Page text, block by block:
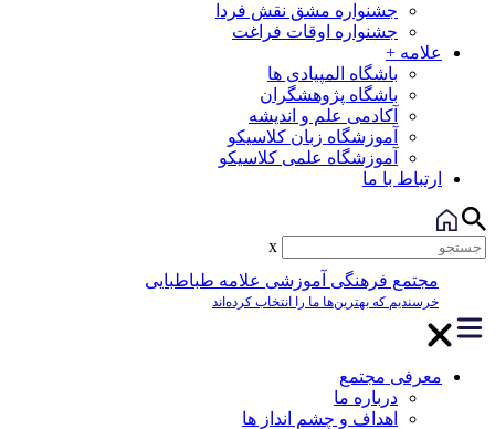
جشنواره مشق نقش فردا
جشنواره اوقات فراغت
علامه +
باشگاه المپیادی ها
باشگاه پژوهشگران
آکادمی علم و اندیشه
آموزشگاه زبان کلاسیکو
آموزشگاه علمی کلاسیکو
ارتباط با ما
مجتمع فرهنگی آموزشی علامه طباطبایی
خرسندیم که بهترین‌ها ما را انتخاب کرده‌اند
معرفی مجتمع
درباره ما
اهداف و چشم انداز ها